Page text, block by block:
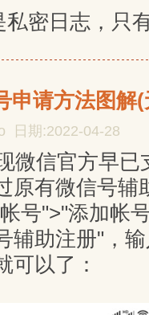
私密日志，只
申请方法图解
日期:2022-04-28
微信官方早
原有微信号辅
号">"添加帐
辅助注册"，
可以了：